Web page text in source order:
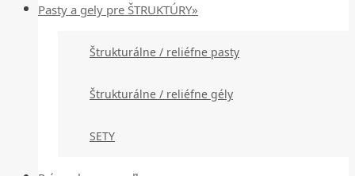
Pasty a gely pre ŠTRUKTÚRY»
Štrukturálne / reliéfne pasty
Štrukturálne / reliéfne gély
SETY